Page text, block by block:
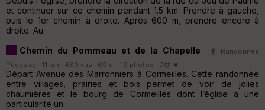
et continuer sur ce chemin pendant 1.5 km. Prendre à gauche,
puis le 1er chemin à droite. Après 600 m, prendre encore à
droite. Au
Chemin du Pommeau et de la Chapelle
Randonnée
Pédestre · 11 km · 480 vus · 69 dl · 19 photos · D@
Départ Avenue des Marronniers à Cormeilles. Cette randonnée
entre villages, prairies et bois permet de voir de jolies
chaumières et le bourg de Cormeilles dont l’église a une
particularité un